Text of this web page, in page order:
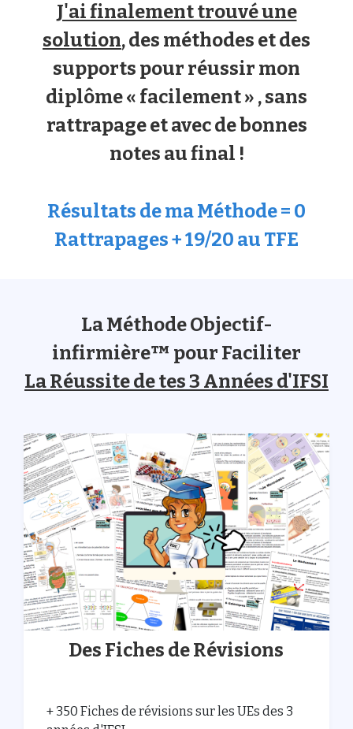
J'ai finalement trouvé une
solution, des méthodes et des
supports pour réussir mon
diplôme « facilement » , sans
rattrapage et avec de bonnes
notes au final !
Résultats de ma Méthode = 0
Rattrapages + 19/20 au TFE
La Méthode Objectif-
infirmière™ pour Faciliter
La Réussite de tes 3 Années d'IFSI
Des Fiches de Révisions
+ 350 Fiches de révisions sur les UEs des 3